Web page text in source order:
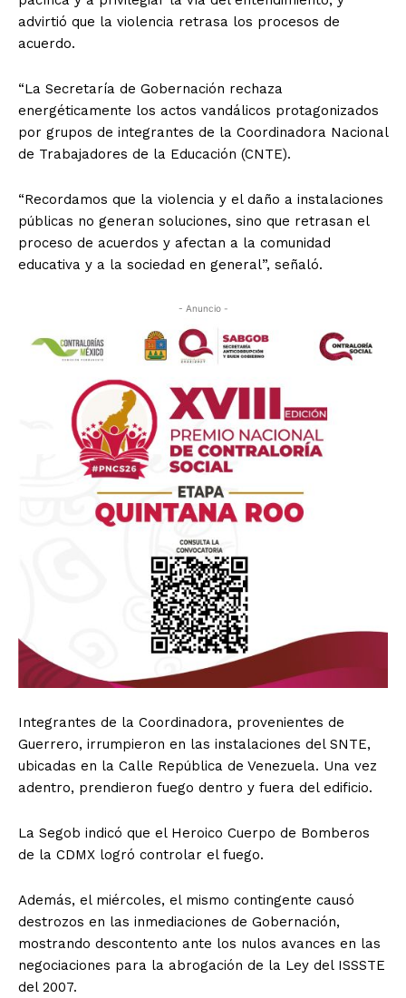
advirtió que la violencia retrasa los procesos de
acuerdo.
“La Secretaría de Gobernación rechaza
energéticamente los actos vandálicos protagonizados
por grupos de integrantes de la Coordinadora Nacional
de Trabajadores de la Educación (CNTE).
“Recordamos que la violencia y el daño a instalaciones
públicas no generan soluciones, sino que retrasan el
proceso de acuerdos y afectan a la comunidad
educativa y a la sociedad en general”, señaló.
- Anuncio -
Integrantes de la Coordinadora, provenientes de
Guerrero, irrumpieron en las instalaciones del SNTE,
ubicadas en la Calle República de Venezuela. Una vez
adentro, prendieron fuego dentro y fuera del edificio.
La Segob indicó que el Heroico Cuerpo de Bomberos
de la CDMX logró controlar el fuego.
Además, el miércoles, el mismo contingente causó
destrozos en las inmediaciones de Gobernación,
mostrando descontento ante los nulos avances en las
negociaciones para la abrogación de la Ley del ISSSTE
del 2007.